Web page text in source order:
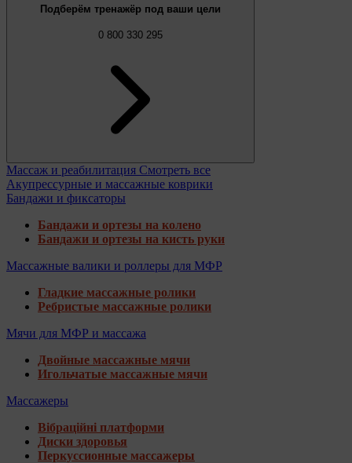
Подберём тренажёр под ваши цели
0 800 330 295
Массаж и реабилитация Смотреть все
Акупрессурные и массажные коврики
Бандажи и фиксаторы
Бандажи и ортезы на колено
Бандажи и ортезы на кисть руки
Массажные валики и роллеры для МФР
Гладкие массажные ролики
Ребристые массажные ролики
Мячи для МФР и массажа
Двойные массажные мячи
Игольчатые массажные мячи
Массажеры
Вібраційні платформи
Диски здоровья
Перкуссионные массажеры